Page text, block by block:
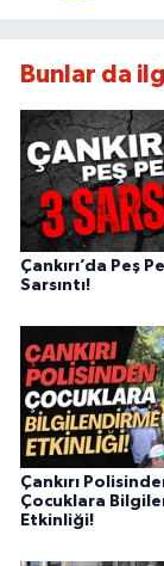
Bunlar da
Çankırı’da Peş
Sarsıntı!
Çankırı
Çocuklara
Etkinliği!